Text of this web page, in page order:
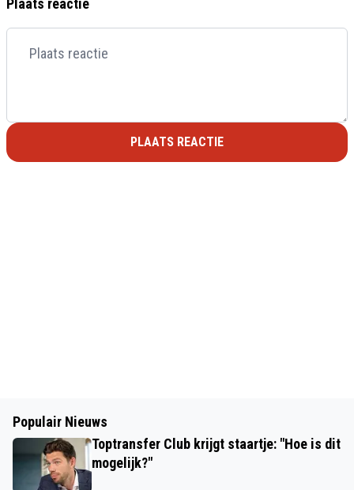
Plaats reactie
PLAATS REACTIE
Populair Nieuws
Toptransfer Club krijgt staartje: "Hoe is dit
mogelijk?"